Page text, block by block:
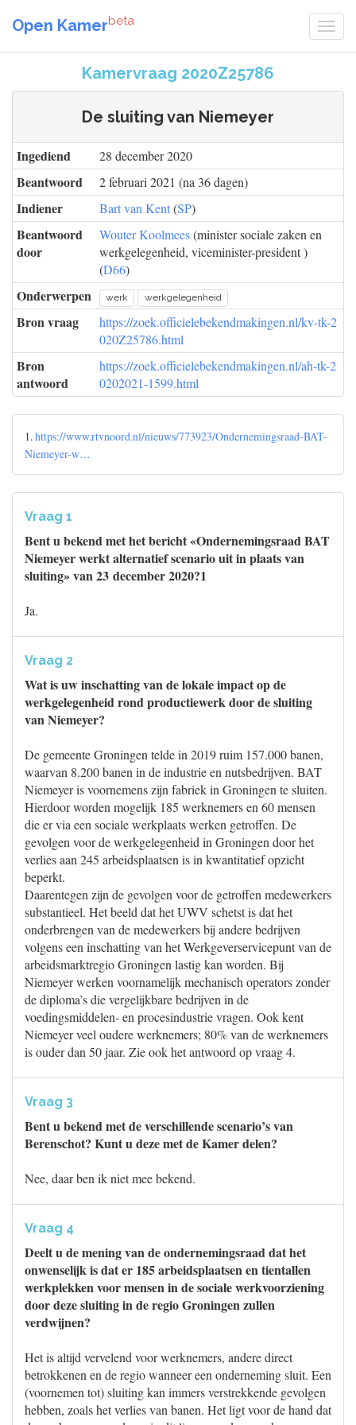
Open Kamerbeta
Kamervraag 2020Z25786
De sluiting van Niemeyer
Ingediend 28 december 2020
Beantwoord 2 februari 2021 (na 36 dagen)
Indiener Bart van Kent(SP)
Beantwoord
door
Wouter Koolmees(minister sociale zaken en
werkgelegenheid, viceminister-president )
(D66)
Onderwerpen werk werkgelegenheid
Bron vraag
https://zoek.officielebekendmakingen.nl/kv-tk-2
020Z25786.html
Bron
antwoord
https://zoek.officielebekendmakingen.nl/ah-tk-2
0202021-1599.html
1.https://www.rtvnoord.nl/nieuws/773923/Ondernemingsraad-BAT-
Niemeyer-w…
Vraag 1
Bent u bekend met het bericht «Ondernemingsraad BAT
Niemeyer werkt alternatief scenario uit in plaats van
sluiting» van 23 december 2020?1
Ja.
Vraag 2
Wat is uw inschatting van de lokale impact op de
werkgelegenheid rond productiewerk door de sluiting
van Niemeyer?
De gemeente Groningen telde in 2019 ruim 157.000 banen,
waarvan 8.200 banen in de industrie en nutsbedrijven. BAT
Niemeyer is voornemens zijn fabriek in Groningen te sluiten.
Hierdoor worden mogelijk 185 werknemers en 60 mensen
die er via een sociale werkplaats werken getroffen. De
gevolgen voor de werkgelegenheid in Groningen door het
verlies aan 245 arbeidsplaatsen is in kwantitatief opzicht
beperkt.
Daarentegen zijn de gevolgen voor de getroffen medewerkers
substantieel. Het beeld dat het UWV schetst is dat het
onderbrengen van de medewerkers bij andere bedrijven
volgens een inschatting van het Werkgeverservicepunt van de
arbeidsmarktregio Groningen lastig kan worden. Bij
Niemeyer werken voornamelijk mechanisch operators zonder
de diploma’s die vergelijkbare bedrijven in de
voedingsmiddelen- en procesindustrie vragen. Ook kent
Niemeyer veel oudere werknemers; 80% van de werknemers
is ouder dan 50 jaar. Zie ook het antwoord op vraag 4.
Vraag 3
Bent u bekend met de verschillende scenario’s van
Berenschot? Kunt u deze met de Kamer delen?
Nee, daar ben ik niet mee bekend.
Vraag 4
Deelt u de mening van de ondernemingsraad dat het
onwenselijk is dat er 185 arbeidsplaatsen en tientallen
werkplekken voor mensen in de sociale werkvoorziening
door deze sluiting in de regio Groningen zullen
verdwijnen?
Het is altijd vervelend voor werknemers, andere direct
betrokkenen en de regio wanneer een onderneming sluit. Een
(voornemen tot) sluiting kan immers verstrekkende gevolgen
hebben, zoals het verlies van banen. Het ligt voor de hand dat